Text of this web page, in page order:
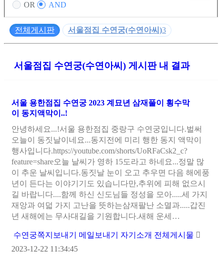
OR AND
전체게시판 서울점집 수연궁(수연아씨)3
서울점집 수연궁(수연아씨) 게시판 내 결과
서울 용한점집 수연궁 2023 계묘년 삼재풀이 횡수막
이 동지액막이..!
안녕하세요...!서울 용한점집 중랑구 수연궁입니다.벌써
오늘이 동짓날이네요...동지전에 미리 행한 동지 액막이
행사입니다.https://youtube.com/shorts/UoRFaCsk2_c?
feature=share오늘 날씨가 영하 15도라고 하네요...정말 많
이 추운 날씨입니다.동짓날 눈이 오고 추우면 다음 해에풍
년이 든다는 이야기기도 있습니다만,추위에 피해 없으시
길 바랍니다....함께 하신 신도님들 정성을 모아.....세 가지
재앙과 여덟 가지 고난을 뜻하는삼재팔난 소멸과.....갑진
년 새해에는 무사대길을 기원합니다.새해 운세…
수연궁쪽지보내기 메일보내기 자기소개 전체게시물
2023-12-22 11:34:45